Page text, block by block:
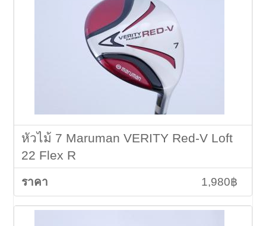
หัวไม้ 7 Maruman VERITY Red-V Loft
22 Flex R
1,980฿